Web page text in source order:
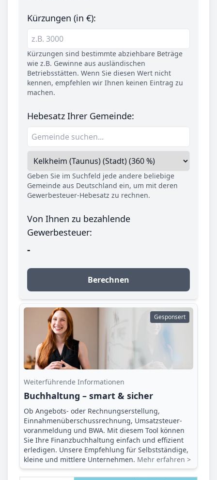
Kürzungen (in €):
Kürzungen sind bestimmte abziehbare Beträge
wie z.B. Gewinne aus ausländischen
Betriebsstätten. Wenn Sie diesen Wert nicht
kennen, empfehlen wir Ihnen keinen Eintrag zu
machen.
Hebesatz Ihrer Gemeinde:
Geben Sie im Suchfeld jede andere beliebige
Gemeinde aus Deutschland ein, um mit deren
Gewerbesteuer-Hebesatz zu rechnen.
Von Ihnen zu bezahlende
Gewerbesteuer:
-
Berechnen
Gesponsert
Weiterführende Informationen
Buchhaltung – smart & sicher
Ob Angebots- oder Rechnungserstellung,
Einnahmenüberschuss­rechnung, Umsatzsteuer­
voranmeldung und BWA. Mit diesem Tool können
Sie Ihre Finanz­buchhaltung einfach und effizient
erledigen. Unsere Empfehlung für Selbstständige,
kleine und mittlere Unternehmen. Mehr erfahren >